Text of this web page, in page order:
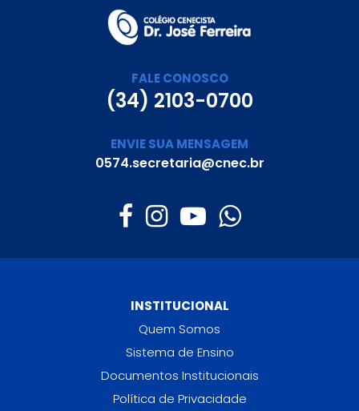
FALE CONOSCO
(34) 2103-0700
ENVIE SUA MENSAGEM
0574.secretaria@cnec.br
INSTITUCIONAL
Quem Somos
Sistema de Ensino
Documentos Institucionais
Política de Privacidade